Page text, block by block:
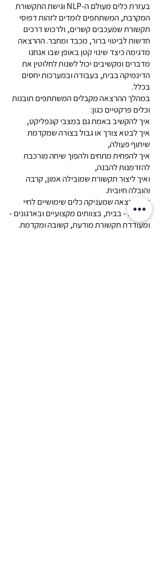
בעזרת כלים מעולם ה-NLP וגישת התקשורת
המקרבת, המשתתפים לומדים לזהות דפוסי
תקשורת שמעכבים קשרים, ולרכוש דרכים
חדשות לביטוי ברור, מכבד ומחבר. ההרצאה
מדגימה כיצד שינוי קטן באופן שבו אנחנו
מדברים ומקשיבים יכול לשנות לחלוטין את
הדינמיקה בבית, בעבודה ובמערכות יחסים
בכלל.
במהלך ההרצאה מקבלים המשתתפים תובנות
וכלים פרקטיים כגון:
איך להקשיב באמת גם במצבי קונפליקט,
איך לבטא צורך או גבול בצורה שמקדמת
שיתוף פעולה,
איך להפחית מתחים ולהפוך שיחה מורכבת
להזדמנות להבנה,
ואיך ליצור תקשורת שמובילה אמון, קרבה
והובלה חיובית.
זוהי הרצאה שמעניקה כלים שימושיים לחיי
היומיום - בבית, בצוותים מקצועיים ובארגונים -
ומעודדת תקשורת מודעת, קשובה ומקדמת.